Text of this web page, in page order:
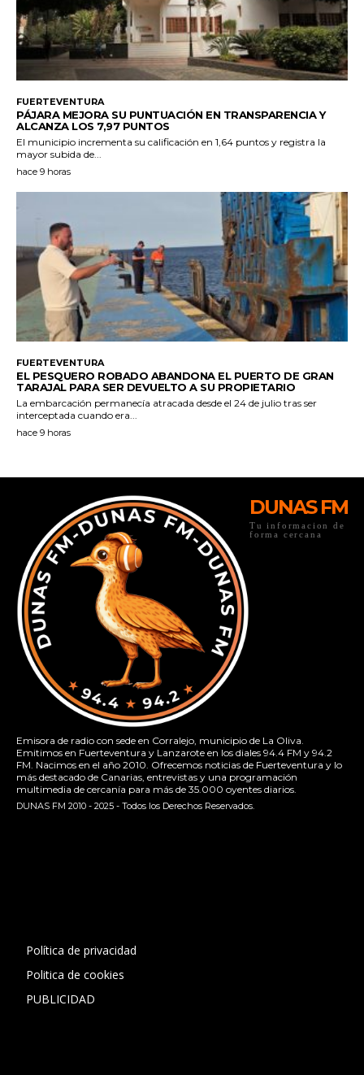
DUNAS FM
Tu informacion de
forma cercana
Emisora de radio con sede en Corralejo, municipio de La Oliva.
Emitimos en Fuerteventura y Lanzarote en los diales 94.4 FM y 94.2
FM. Nacimos en el año 2010. Ofrecemos noticias de Fuerteventura y lo
más destacado de Canarias, entrevistas y una programación
multimedia de cercanía para más de 35.000 oyentes diarios.
DUNAS FM 2010 - 2025 - Todos los Derechos Reservados.
Política de privacidad
Politica de cookies
PUBLICIDAD